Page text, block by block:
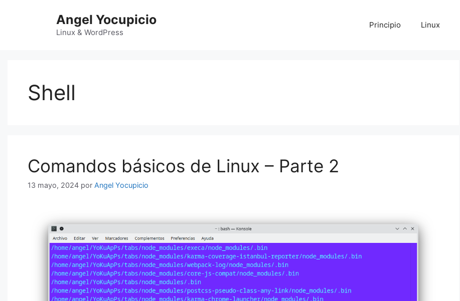
Angel Yocupicio
Linux & WordPress
Principio Linux
Shell
Comandos básicos de Linux – Parte 2
13 mayo, 2024 por Angel Yocupicio